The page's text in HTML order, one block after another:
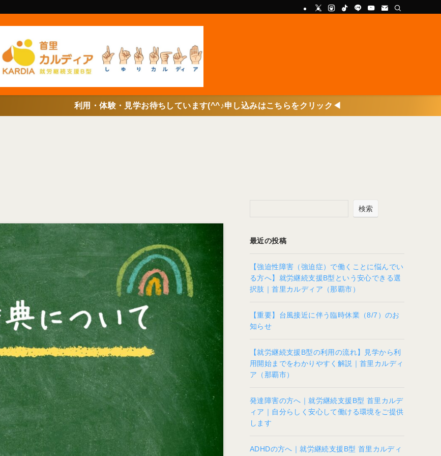
利用・体験・見学お待ちしています(^^♪申し込みはこちらをクリック◀
検索
最近の投稿
【強迫性障害（強迫症）で働くことに悩んでい
る方へ】就労継続支援B型という安心できる選
択肢｜首里カルディア（那覇市）
【重要】台風接近に伴う臨時休業（8/7）のお
知らせ
【就労継続支援B型の利用の流れ】見学から利
用開始までをわかりやすく解説｜首里カルディ
ア（那覇市）
発達障害の方へ｜就労継続支援B型 首里カルデ
ィア｜自分らしく安心して働ける環境をご提供
します
ADHDの方へ｜就労継続支援B型 首里カルディ